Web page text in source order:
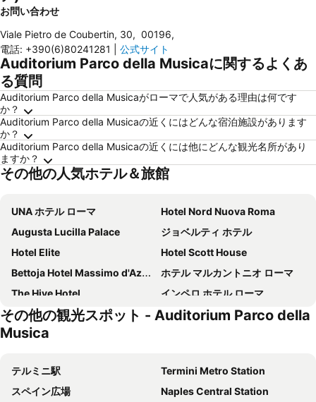
お問い合わせ
Viale Pietro de Coubertin, 30, 00196,
電話: +390(6)80241281 公式サイト
Auditorium Parco della Musicaに関するよくあ
る質問
Auditorium Parco della Musicaがローマで人気がある理由は何です
か？
Auditorium Parco della Musicaの近くにはどんな宿泊施設があります
か？
Auditorium Parco della Musicaの近くには他にどんな観光名所があり
ますか？
その他の人気ホテル＆旅館
UNA ホテル ローマ
Hotel Nord Nuova Roma
Augusta Lucilla Palace
ジョベルティ ホテル
Hotel Elite
Hotel Scott House
Bettoja Hotel Massimo d'Azeglio
ホテル マルカントニオ ローマ
The Hive Hotel
インペロ ホテル ローマ
TH Roma - Carpegna Palace
ベスト ウエスタン プレミア ホテル ロイヤル サンティーナ
ホテル サン マルコ
Best Western Plus Hotel Universo
スターホテルズ メトロポール
タオルミナ
Hotel California
その他の観光スポット - Auditorium Parco della
Musica
テルミニ駅
Termini Metro Station
スペイン広場
Naples Central Station